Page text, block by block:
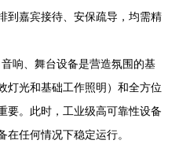
到嘉宾接待、安保疏导，均需精
响、舞台设备是营造氛围的基
灯光和基础工作照明）和全方位
要。此时，工业级高可靠性设备
任何情况下稳定运行。